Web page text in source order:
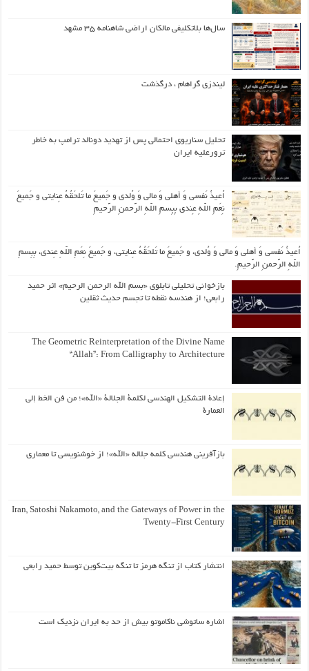
سال‌ها بلاتکلیفی مالکان اراضی شاهنامه ۳۵ مشهد
لیندزی گراهام ، درگذشت
تحلیل سناریوی احتمالی پس از تهدید دونالد ترامپ به خاطر
ترورعلیه ایران
اُعیذُ نَفسی وَ أهلی وَ مالی وَ وُلدی و جَمیعَ ما تَلحَقُهُ عِنایتی و جَمیعَ
نِعَمِ اللّهِ عِندی بِبِسمِ اللّهِ الرَّحمنِ الرَّحیمِ
اُعیذُ نَفسی وَ أهلی وَ مالی وَ وُلدی، و جَمیعَ ما تَلحَقُهُ عِنایتی، و جَمیعَ نِعَمِ اللّهِ عِندی، بِبِسمِ
اللّهِ الرَّحمنِ الرَّحیمِ.
بازخوانی تحلیلی تابلوی «بسم الله الرحمن الرحیم» اثر حمید
رابعی؛ از هندسه نقطه تا تجسم حدیث ثقلین
The Geometric Reinterpretation of the Divine Name
“Allah”: From Calligraphy to Architecture
إعادة التشكيل الهندسي لكلمة الجلالة «الله»؛ من فن الخط إلى
العمارة
بازآفرینی هندسی کلمه جلاله «الله»؛ از خوشنویسی تا معماری
Iran, Satoshi Nakamoto, and the Gateways of Power in the
Twenty-First Century
انتشار کتاب از تنگه هرمز تا تنگه بیت‌کوین توسط حمید رابعی
اشاره ساتوشی ناکاموتو بیش از حد به ایران نزدیک است